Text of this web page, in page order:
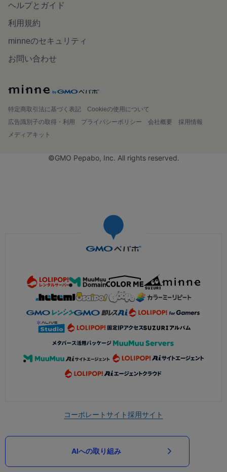
ヘルプとガイド
利用規約
minneのセキュリティ
お問い合わせ
特定商取引法に基づく表記
Cookieの使用について
広告識別子の取得・利用
プライバシーポリシー 会社概要
採用情報
メディアキット
©GMO Pepabo, Inc. All rights reserved.
コーポレートサイト採用サイト
AIへの取り組み